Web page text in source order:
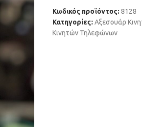
Κωδικός προϊόντος: 8128
Κατηγορίες: Αξεσουάρ
Κινητών Τηλεφώνων